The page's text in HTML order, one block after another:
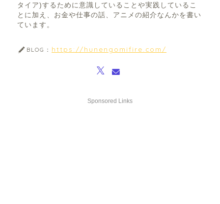
タイア)するために意識していることや実践しているこ
とに加え、お金や仕事の話、アニメの紹介なんかを書い
ています。
BLOG： https://hunengomifire.com/
Sponsored Links